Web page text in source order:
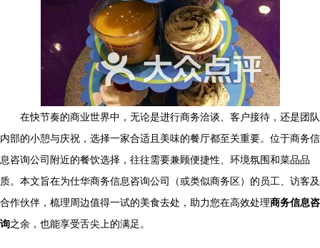
在快节奏的商业世界中，无论是进行商务洽谈、客户接待，还是团队
内部的小憩与庆祝，选择一家合适且美味的餐厅都至关重要。位于商务信
息咨询公司附近的餐饮选择，往往需要兼顾便捷性、环境氛围和菜品品
质。本文旨在为仕华商务信息咨询公司（或类似商务区）的员工、访客及
合作伙伴，梳理周边值得一试的美食去处，助力您在高效处理商务信息咨
询之余，也能享受舌尖上的满足。